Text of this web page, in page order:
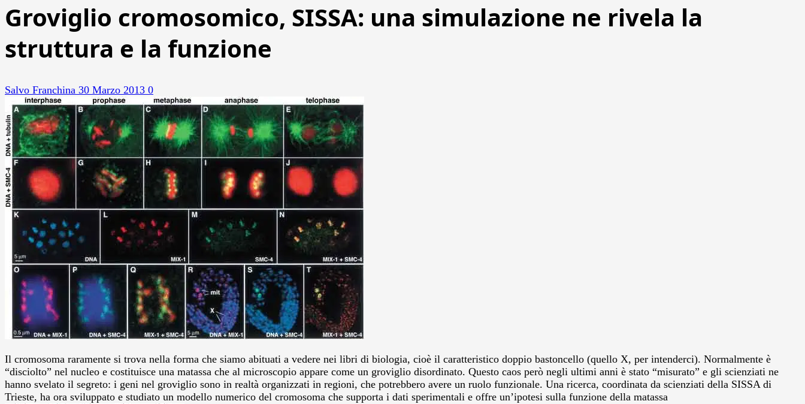
Groviglio cromosomico, SISSA: una simulazione ne rivela la
struttura e la funzione
Salvo Franchina 30 Marzo 2013 0
Il cromosoma raramente si trova nella forma che siamo abituati a vedere nei libri di biologia, cioè il caratteristico doppio bastoncello (quello X, per intenderci). Normalmente è
“disciolto” nel nucleo e costituisce una matassa che al microscopio appare come un groviglio disordinato. Questo caos però negli ultimi anni è stato “misurato” e gli scienziati ne
hanno svelato il segreto: i geni nel groviglio sono in realtà organizzati in regioni, che potrebbero avere un ruolo funzionale. Una ricerca, coordinata da scienziati della SISSA di
Trieste, ha ora sviluppato e studiato un modello numerico del cromosoma che supporta i dati sperimentali e offre un’ipotesi sulla funzione della matassa